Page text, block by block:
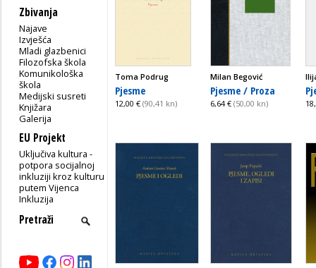
Zbivanja
Najave
Izvješća
Mladi glazbenici
Filozofska škola
Komunikološka
škola
Medijski susreti
Knjižara
Galerija
EU Projekt
Uključiva kultura -
potpora socijalnoj
inkluziji kroz kulturu
putem Vijenca
Inkluzija
Toma Podrug
Pjesme
12,00 € (90,41 kn)
Milan Begović
Pjesme / Proza
6,64 € (50,00 kn)